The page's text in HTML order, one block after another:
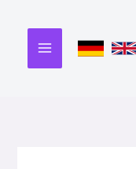
Inhalt
springenMAIN